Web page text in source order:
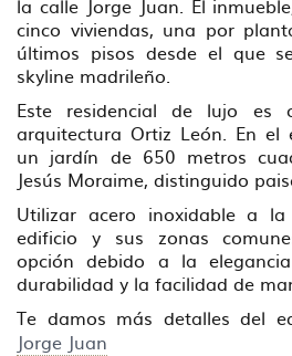
cinco viviendas, una por
últimos pisos desde el que
skyline madrileño.
Este residencial de lujo es
arquitectura Ortiz León. En el
un jardín de 650 metros
Jesús Moraime, distinguido
Utilizar acero inoxidable a
edificio y sus zonas
opción debido a la
durabilidad y la facilidad de
Te damos más detalles del
Jorge Juan